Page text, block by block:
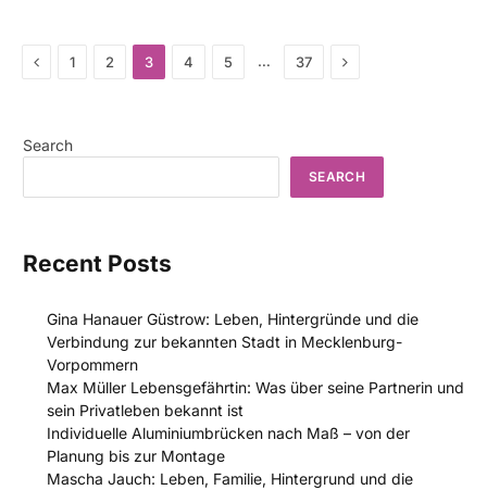
Previous
1 2 3 4 5 … 37 Next
Search
SEARCH
Recent Posts
Gina Hanauer Güstrow: Leben, Hintergründe und die
Verbindung zur bekannten Stadt in Mecklenburg-
Vorpommern
Max Müller Lebensgefährtin: Was über seine Partnerin und
sein Privatleben bekannt ist
Individuelle Aluminiumbrücken nach Maß – von der
Planung bis zur Montage
Mascha Jauch: Leben, Familie, Hintergrund und die